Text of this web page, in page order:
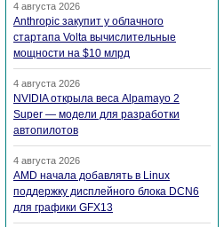
4 августа 2026
Anthropic закупит у облачного
стартапа Volta вычислительные
мощности на $10 млрд
4 августа 2026
NVIDIA открыла веса Alpamayo 2
Super — модели для разработки
автопилотов
4 августа 2026
AMD начала добавлять в Linux
поддержку дисплейного блока DCN6
для графики GFX13